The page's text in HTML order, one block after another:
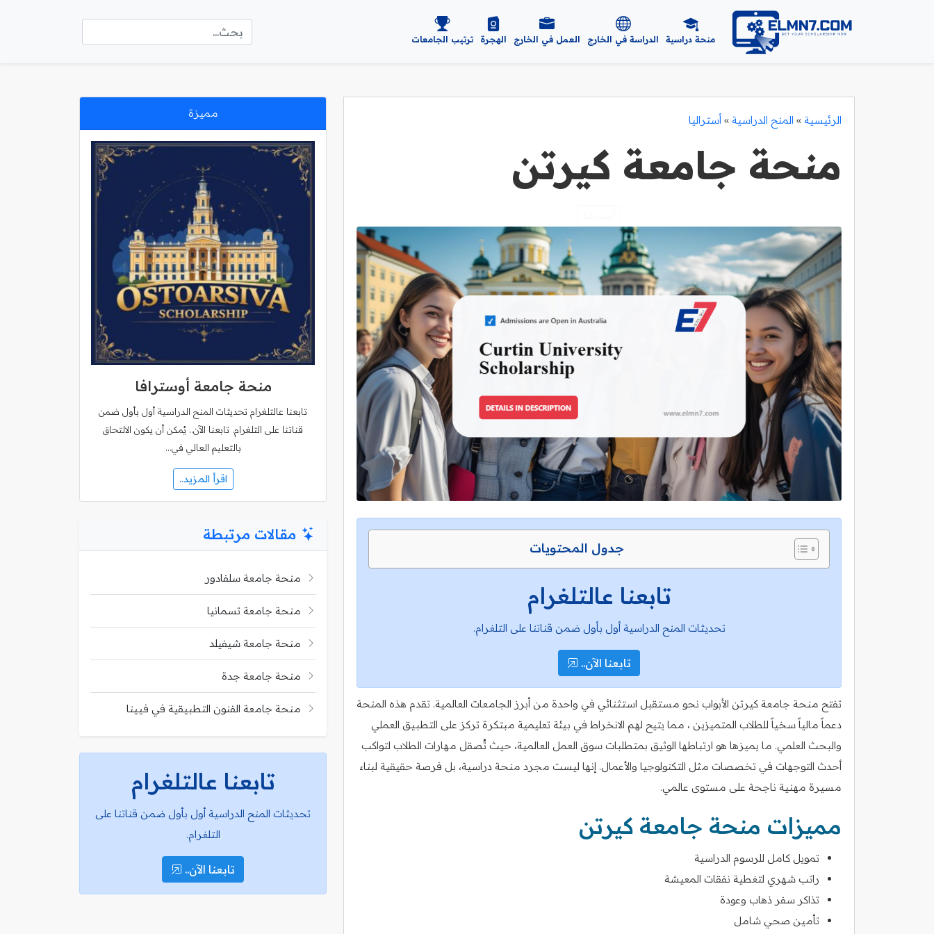
منحة دراسية الدراسة في الخارج العمل في الخارج الهجرة ترتيب الجامعات
الرئيسية » المنح الدراسية » أستراليا
منحة جامعة كيرتن
جدول المحتويات
تابعنا عالتلغرام
تحديثات المنح الدراسية أول بأول ضمن قناتنا على التلغرام.
تابعنا الآن..
تفتح منحة جامعة كيرتن الأبواب نحو مستقبل استثنائي في واحدة من أبرز الجامعات العالمية. تقدم هذه المنحة
دعماً مالياً سخياً للطلاب المتميزين ، مما يتيح لهم الانخراط في بيئة تعليمية مبتكرة تركز على التطبيق العملي
والبحث العلمي. ما يميزها هو ارتباطها الوثيق بمتطلبات سوق العمل العالمية، حيث تُصقل مهارات الطلاب لتواكب
أحدث التوجهات في تخصصات مثل التكنولوجيا والأعمال. إنها ليست مجرد منحة دراسية، بل فرصة حقيقية لبناء
مسيرة مهنية ناجحة على مستوى عالمي.
مميزات منحة جامعة كيرتن
تمويل كامل للرسوم الدراسية
راتب شهري لتغطية نفقات المعيشة
تذاكر سفر ذهاب وعودة
تأمين صحي شامل
مميزة
منحة جامعة أوسترافا
تابعنا عالتلغرام تحديثات المنح الدراسية أول بأول ضمن
قناتنا على التلغرام. تابعنا الآن.. يُمكن أن يكون الالتحاق
بالتعليم العالي في…
اقرأ المزيد..
مقالات مرتبطة
منحة جامعة سلفادور
منحة جامعة تسمانيا
منحة جامعة شيفيلد
منحة جامعة جدة
منحة جامعة الفنون التطبيقية في فيينا
تابعنا عالتلغرام
تحديثات المنح الدراسية أول بأول ضمن قناتنا على
التلغرام.
تابعنا الآن..